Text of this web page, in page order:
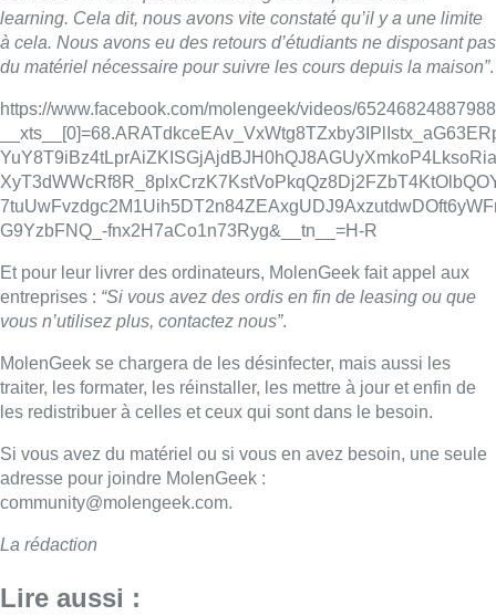
learning. Cela dit, nous avons vite constaté qu’il y a une limite
à cela. Nous avons eu des retours d’étudiants ne disposant pas
du matériel nécessaire pour suivre les cours depuis la maison”.
https://www.facebook.com/molengeek/videos/
G9YzbFNQ_-fnx2H7aCo1n73Ryg&__tn__=H-R
Et pour leur livrer des ordinateurs, MolenGeek fait appel aux
entreprises : “Si vous avez des ordis en fin de leasing ou que
vous n’utilisez plus, contactez nous”.
MolenGeek se chargera de les désinfecter, mais aussi les
traiter, les formater, les réinstaller, les mettre à jour et enfin de
les redistribuer à celles et ceux qui sont dans le besoin.
Si vous avez du matériel ou si vous en avez besoin, une seule
adresse pour joindre MolenGeek :
community@molengeek.com.
La rédaction
Lire aussi :